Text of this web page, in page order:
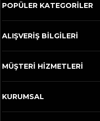
POPÜLER KATEGORİLER
ALIŞVERİŞ BİLGİLERİ
MÜŞTERİ HİZMETLERİ
KURUMSAL